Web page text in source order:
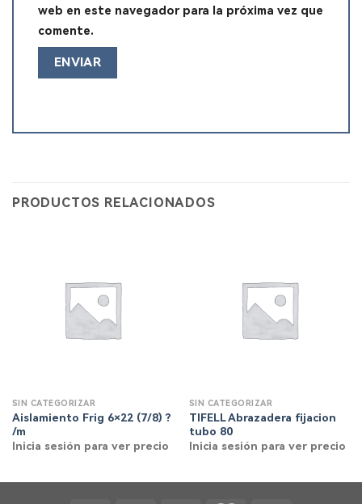
web en este navegador para la próxima vez que
comente.
PRODUCTOS RELACIONADOS
SIN CATEGORIZAR
Aislamiento Frig 6×22 (7/8) ?
/m
Inicia sesión para ver precio
SIN CATEGORIZAR
TIFELL Abrazadera fijacion
tubo 80
Inicia sesión para ver precio